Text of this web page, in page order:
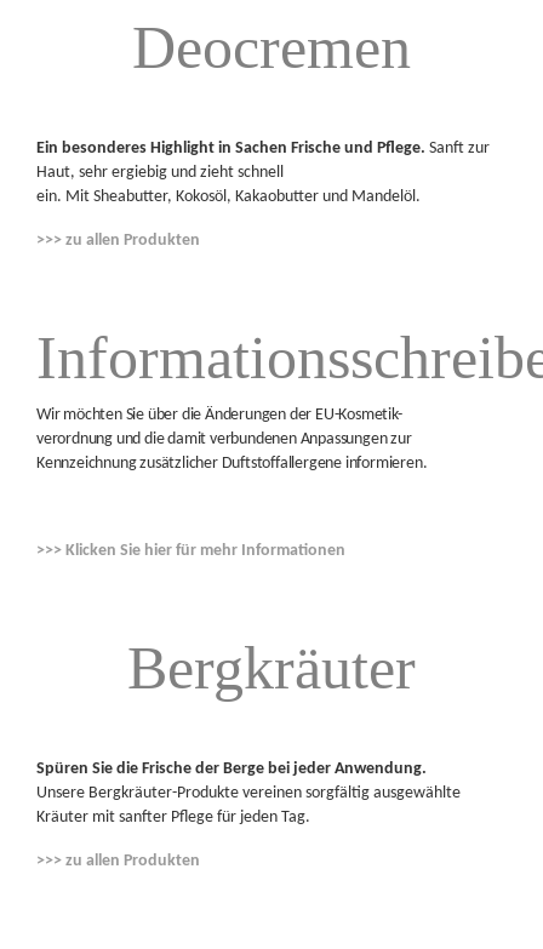
Deocremen
Ein besonderes Highlight in Sachen Frische und Pflege. Sanft zur
Haut, sehr ergiebig und zieht schnell
ein. Mit Sheabutter, Kokosöl, Kakaobutter und Mandelöl.
>>> zu allen Produkten
Wir möchten Sie über die Änderungen der EU-Kosmetik-
verordnung und die damit verbundenen Anpassungen zur
Kennzeichnung zusätzlicher Duftstoffallergene informieren.
>>> Klicken Sie hier für mehr Informationen
Bergkräuter
Spüren Sie die Frische der Berge bei jeder Anwendung.
Unsere Bergkräuter-Produkte vereinen sorgfältig ausgewählte
Kräuter mit sanfter Pflege für jeden Tag.
>>> zu allen Produkten